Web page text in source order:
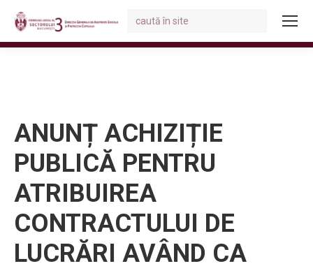
Search:
ANUNȚ ACHIZIȚIE
PUBLICĂ PENTRU
ATRIBUIREA
CONTRACTULUI DE
LUCRĂRI AVÂND CA